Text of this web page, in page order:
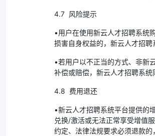
4.7 风险提示
•用户在使用新云人才招聘系统
损害自身权益的，新云人才招
•若用户以不正当的方式、非新
补偿或赔偿，新云人才招聘系统
4.8 费用退还
•新云人才招聘系统平台提供的
兑换/激活或无法正常享受增值
约定、法律法规要求必须退款的